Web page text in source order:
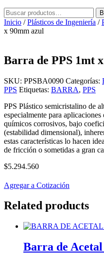
Buscar
por:
Inicio /Plásticos de Ingeniería /
x 90mm azul
Barra de PPS 1mt
SKU: PPSBA0090 Categorías:
PPS Etiquetas: BARRA, PPS
PPS Plástico semicristalino de
especialmente para
químicos corrosivos, bajo
(estabilidad dimensional),
estas características lo hacen
de fricción o sometidas a gran
$5.294.560
Agregar a Cotización
Related products
Barra de